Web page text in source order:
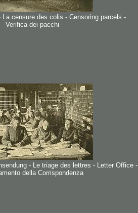
La censure des colis - Censoring parcels -
Verifica dei pacchi
- Le triage des lettres - Letter Office -
della Corrispondenza